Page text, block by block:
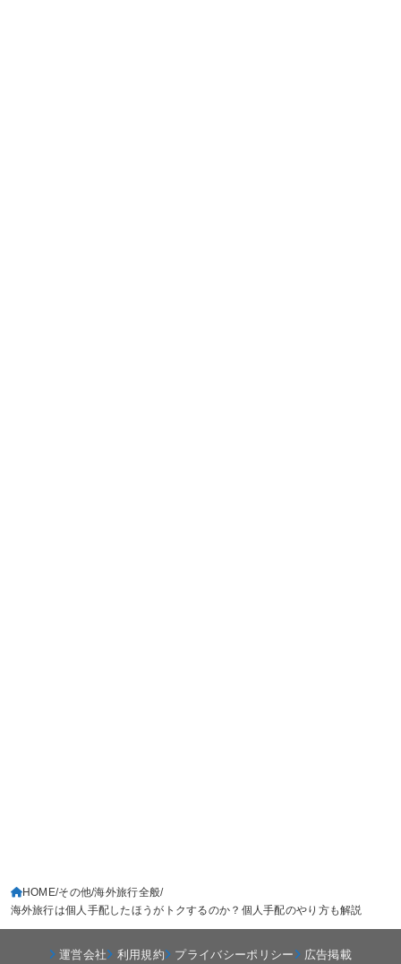
HOME その他 海外旅行全般
海外旅行は個人手配したほうがトクするのか？個人手配のやり方も解説
運営会社 利用規約 プライバシーポリシー 広告掲載